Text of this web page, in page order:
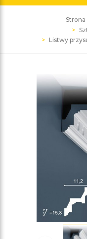
Strona
Listwy